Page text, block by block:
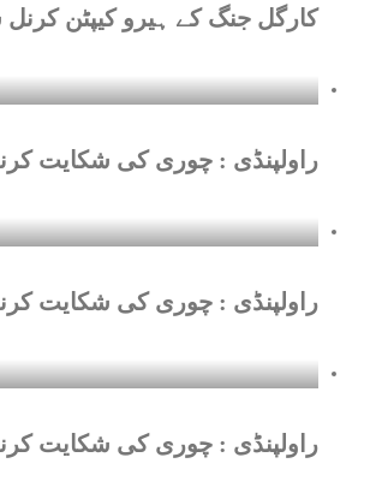
کارگل جنگ کے ہیرو کیپٹن
راولپنڈی : چوری کی شکایت
راولپنڈی : چوری کی شکایت
راولپنڈی : چوری کی شکایت